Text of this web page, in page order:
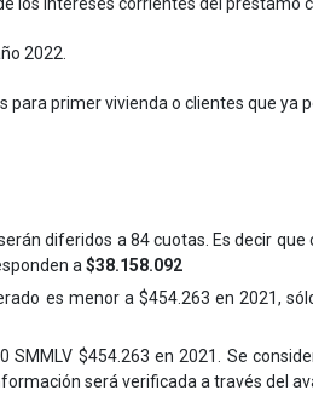
2022.
primer vivienda o clientes que ya
diferidos a 84 cuotas. Es decir que
a $38.158.092
es menor a $454.263 en 2021,
$454.263 en 2021. Se
será verificada a través del